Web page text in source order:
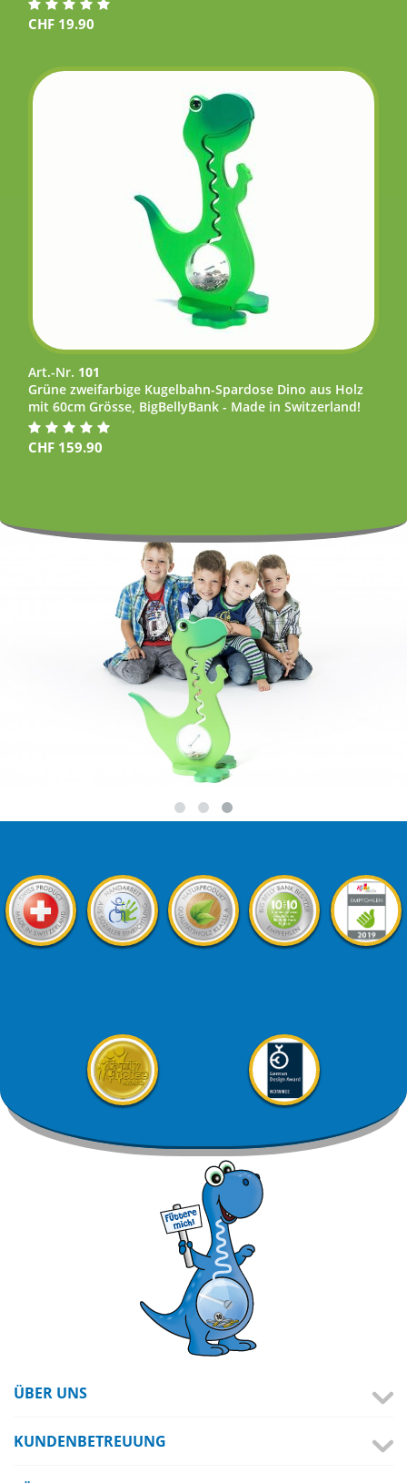
CHF 19.90
Art.-Nr. 101
Grüne zweifarbige Kugelbahn-Spardose Dino aus Holz
mit 60cm Grösse, BigBellyBank - Made in Switzerland!
CHF 159.90
ÜBER UNS
KUNDENBETREUUNG